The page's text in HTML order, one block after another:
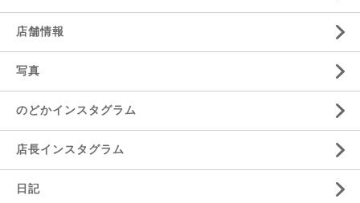
店舗情報
写真
のどかインスタグラム
店長インスタグラム
日記